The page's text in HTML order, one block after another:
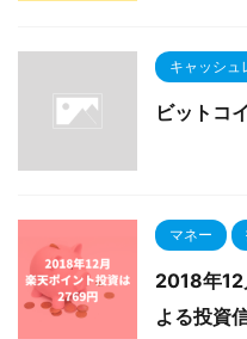
キャッシュ
ビットコ
マネー
2018年12
よる投資